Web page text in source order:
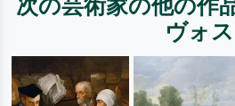
次の芸術家の他の作
ヴォス